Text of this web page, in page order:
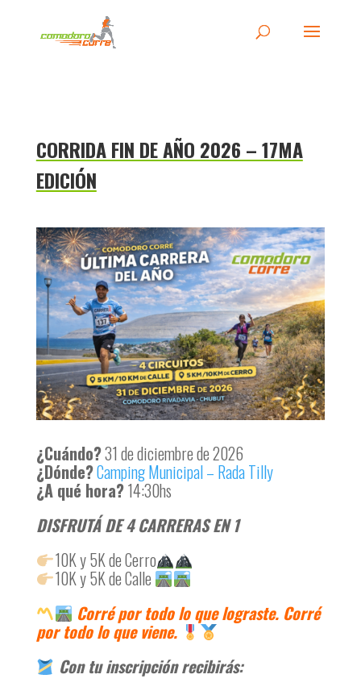
CORRIDA FIN DE AÑO 2026 – 17MA
EDICIÓN
¿Cuándo?31 de diciembre de 2026
¿Dónde?Camping Municipal – Rada Tilly
¿A qué hora?14:30hs
DISFRUTÁ DE 4 CARRERAS EN 1
10K y 5K de Cerro
10K y 5K de Calle
Corré por todo lo que lograste. Corré
por todo lo que viene.
Con tu inscripción recibirás: